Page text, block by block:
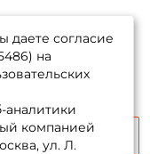
даете согласие
на
аналитики
компанией
ул. Л.